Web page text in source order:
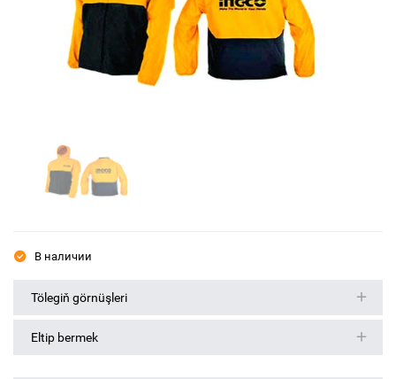
В наличии
Tölegiň görnüşleri
Eltip bermek